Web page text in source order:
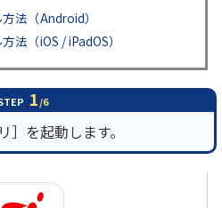
法（Android）
法（iOS / iPadOS）
1/6
］を起動します。